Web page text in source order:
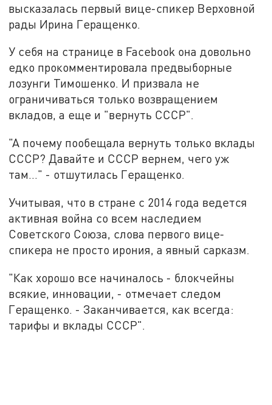
высказалась первый вице-спикер Верховной
рады Ирина Геращенко.
У себя на странице в Facebook она довольно
едко прокомментировала предвыборные
лозунги Тимошенко. И призвала не
ограничиваться только возвращением
вкладов, а еще и "вернуть СССР".
"А почему пообещала вернуть только вклады
СССР? Давайте и СССР вернем, чего уж
там…" - отшутилась Геращенко.
Учитывая, что в стране с 2014 года ведется
активная война со всем наследием
Советского Союза, слова первого вице-
спикера не просто ирония, а явный сарказм.
"Как хорошо все начиналось - блокчейны
всякие, инновации, - отмечает следом
Геращенко. - Заканчивается, как всегда:
тарифы и вклады СССР".